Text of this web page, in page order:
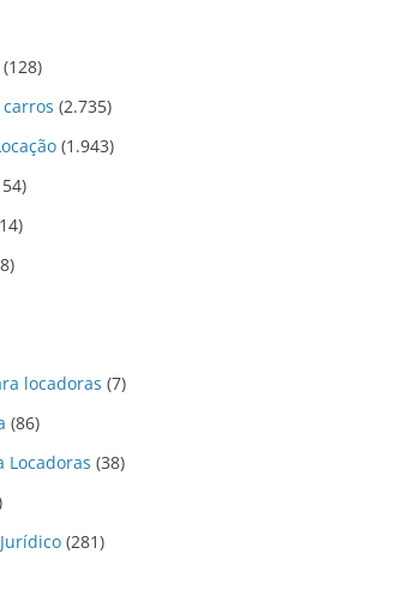
(128)
(2.735)
(1.943)
locadoras (7)
(86)
Locadoras (38)
(281)